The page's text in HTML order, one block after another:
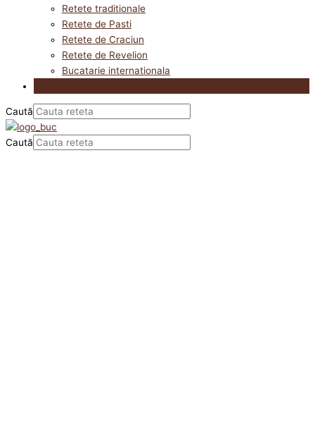
Retete traditionale
Retete de Pasti
Retete de Craciun
Retete de Revelion
Bucatarie internationala
Caută
Caută